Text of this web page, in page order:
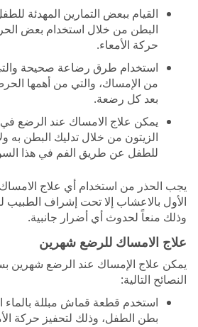
القيام ببعض التمارين المهدئة
البطن من خلال استخدام بعض
حركة الأمعاء.
استخدام طرق رضاعة صحيحة
من الإمساك، والتي من أهمها
بعد كل رضعة.
يمكن علاج الامساك عند الرضع
الزيتون من خلال تدليك البطن به
للطفل عن طريق الفم في هذا
يجب الحذر من استخدام أي علاج
الأول بالاعشاب إلا تحت إشراف الطبيب
وذلك منعاً لحدوث أي أضرار جانبية.
علاج الامساك للرضع شهرين
يمكن علاج الإمساك عند الرضع شهرين
النصائح التالية:
استخدم قطعة قماش مبللة بالماء
بطن الطفل، وذلك لتحفيز حركة